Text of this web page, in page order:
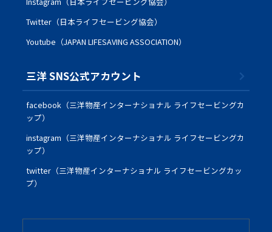
Twitter（日本ライフセービング協会）
Youtube（JAPAN LIFESAVING ASSOCIATION）
三洋 SNS公式アカウント
facebook（三洋物産インターナショナル ライフセービングカ
ップ）
instagram（三洋物産インターナショナル ライフセービングカ
ップ）
twitter（三洋物産インターナショナル ライフセービングカッ
プ）